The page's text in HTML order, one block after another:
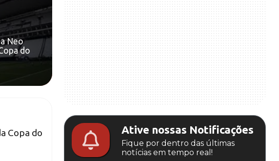
Neo
do
Copa do
Ative nossas Notificações
Fique por dentro das últimas
notícias em tempo real!